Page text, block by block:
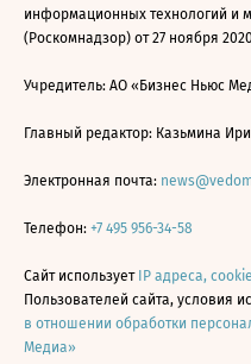
информационных технологий и
(Роскомнадзор) от 27 ноября
Учредитель: АО «Бизнес Ньюс
Главный редактор: Казьмина
Электронная почта:
Телефон: +7 495 956-34-58
Сайт использует IP адреса,
Пользователей сайта, условия
в отношении обработки
Медиа»